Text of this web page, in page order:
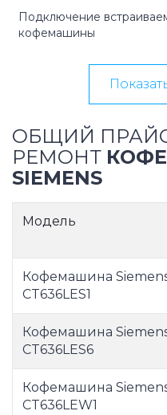
Подключение
кофемашины
ОБЩИЙ
РЕМОНТ
SIEMENS
Модель
Кофемашина
CT636LES1
Кофемашина
CT636LES6
Кофемашина
CT636LEW1